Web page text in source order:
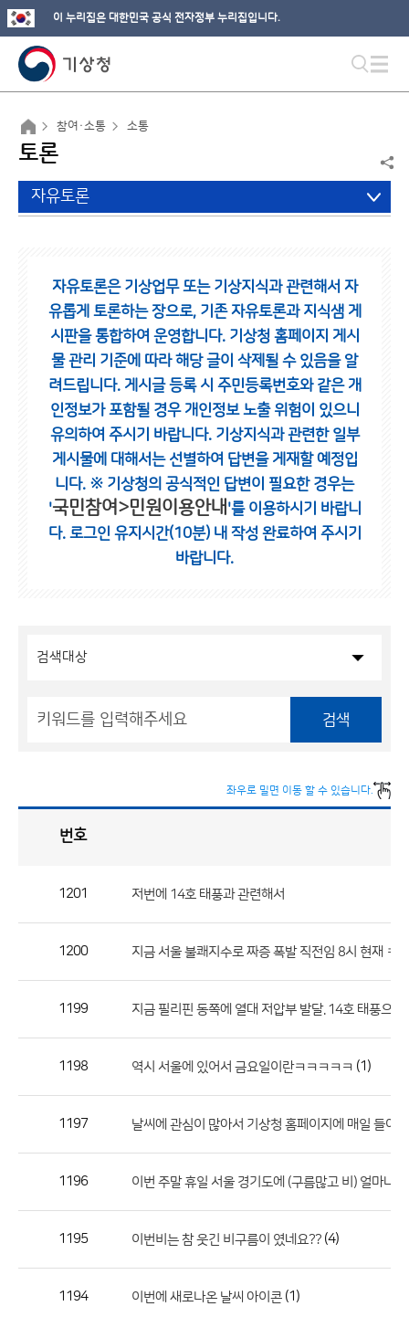
이 누리집은 대한민국 공식 전자정부 누리집입니다.
참여·소통 소통
토론
자유토론
자유토론은 기상업무 또는 기상지식과 관련해서 자
유롭게 토론하는 장으로, 기존 자유토론과 지식샘 게
시판을 통합하여 운영합니다. 기상청 홈페이지 게시
물 관리 기준에 따라 해당 글이 삭제될 수 있음을 알
려드립니다. 게시글 등록 시 주민등록번호와 같은 개
인정보가 포함될 경우 개인정보 노출 위험이 있으니
유의하여 주시기 바랍니다. 기상지식과 관련한 일부
게시물에 대해서는 선별하여 답변을 게재할 예정입
니다. ※ 기상청의 공식적인 답변이 필요한 경우는
'국민참여>민원이용안내 '를 이용하시기 바랍니
다. 로그인 유지시간(10분) 내 작성 완료하여 주시기
바랍니다.
검색
좌우로 밀면 이동 할 수 있습니다.
론
호,
번호
1201 저번에 14호 태풍과 관련해서
1200 지금 서울 불쾌지수로 짜증 폭발 직전임 8시 현재 ㅋ
1199 지금 필리핀 동쪽에 열대 저압부 발달. 14호 태풍으로
1198 역시 서울에 있어서 금요일이란ㅋㅋㅋㅋㅋ (1)
1197 날씨에 관심이 많아서 기상청 홈페이지에 매일 들어
1196 이번 주말 휴일 서울 경기도에 (구름많고 비) 얼마나
1195 이번비는 참 웃긴 비구름이 였네요?? (4)
1194 이번에 새로나온 날씨 아이콘 (1)